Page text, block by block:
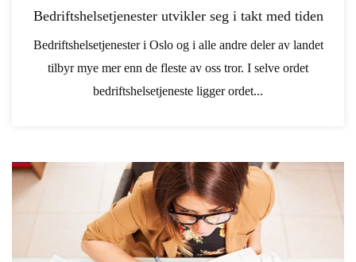
Bedriftshelsetjenester utvikler seg i takt med tiden
Bedriftshelsetjenester i Oslo og i alle andre deler av landet
tilbyr mye mer enn de fleste av oss tror. I selve ordet
bedriftshelsetjeneste ligger ordet...